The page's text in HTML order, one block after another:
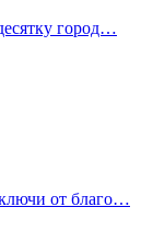
город…
от благо…